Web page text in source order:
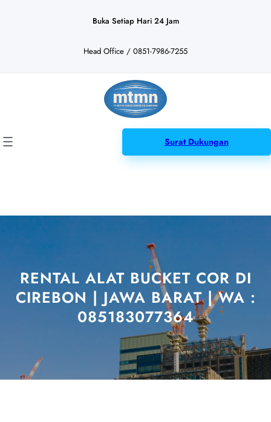
Buka Setiap Hari 24 Jam
Head Office / 0851-7986-7255
Surat Dukungan
RENTAL ALAT BUCKET COR DI
CIREBON | JAWA BARAT | WA :
085183077364